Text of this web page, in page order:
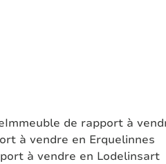
Immeuble de rapport à
à vendre en Erquelinnes
à vendre en Lodelinsart